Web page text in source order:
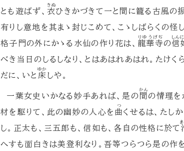
とも遊ばず、 衣
きぬ
ひきかづきて一と間に籠る古風の
有りし意地を其まゝ封じこめて、こゝしばらくの怪
格子門の外にかゝる水仙の作り花は、 龍華寺
りゆうげぢ
の信
しん
べき当日のしるしなり、とはあはれあはれ。たけく
だに、いと 床
ゆか
しや。
一葉女史いかなる妙手あれば、是の 間
かん
の情理を
材を駆りて、此の幽妙の人心を 曲
つ
くせるは、たし
し。正太も、三五郎も、信如も、各自の性格に於て
ま
へすも面白きは美登利なり。吾等つらつら是の作